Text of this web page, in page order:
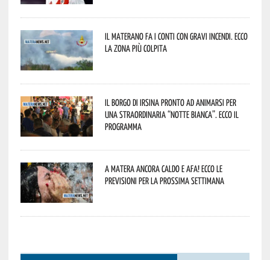
Il materano fa i conti con gravi incendi. Ecco
la zona più colpita
Il borgo di Irsina pronto ad animarsi per
una straordinaria “Notte Bianca”. Ecco il
programma
A Matera ancora caldo e afa! Ecco le
previsioni per la prossima settimana